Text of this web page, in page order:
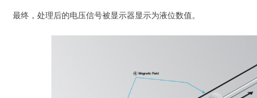
最终，处理后的电压信号被显示器显示为液位数值。